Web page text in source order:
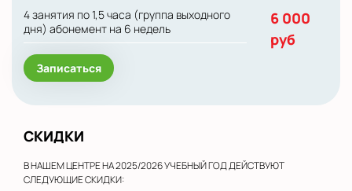
4 занятия по 1,5 часа (группа выходного
дня) абонемент на 6 недель
6 000
руб
Записаться
СКИДКИ
В НАШЕМ ЦЕНТРЕ НА 2025/2026 УЧЕБНЫЙ ГОД ДЕЙСТВУЮТ
СЛЕДУЮЩИЕ СКИДКИ: